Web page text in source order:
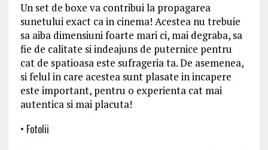
Un set de boxe va contribui la propagarea
sunetului exact ca in cinema! Acestea nu trebuie
sa aiba dimensiuni foarte mari ci, mai degraba, sa
fie de calitate si indeajuns de puternice pentru
cat de spatioasa este sufrageria ta. De asemenea,
si felul in care acestea sunt plasate in incapere
este important, pentru o experienta cat mai
autentica si mai placuta!
• Fotolii